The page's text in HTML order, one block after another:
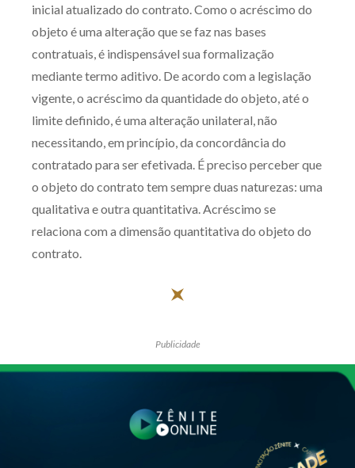
inicial atualizado do contrato. Como o acréscimo do
objeto é uma alteração que se faz nas bases
contratuais, é indispensável sua formalização
mediante termo aditivo. De acordo com a legislação
vigente, o acréscimo da quantidade do objeto, até o
limite definido, é uma alteração unilateral, não
necessitando, em princípio, da concordância do
contratado para ser efetivada. É preciso perceber que
o objeto do contrato tem sempre duas naturezas: uma
qualitativa e outra quantitativa. Acréscimo se
relaciona com a dimensão quantitativa do objeto do
contrato.
Publicidade